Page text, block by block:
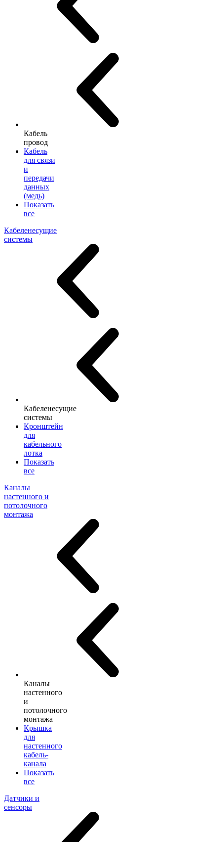
Кабель
провод
Кабель
для связи
и
передачи
данных
(медь)
Показать
все
Кабеленесущие
системы
Кабеленесущие
системы
Кронштейн
для
кабельного
лотка
Показать
все
Каналы
настенного и
потолочного
монтажа
Каналы
настенного
и
потолочного
монтажа
Крышка
для
настенного
кабель-
канала
Показать
все
Датчики и
сенсоры